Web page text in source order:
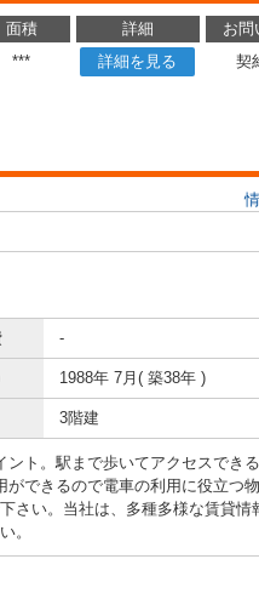
面積 詳細
お問
*** 詳細を見る
契
-
1988年 7月( 築38年 )
3階建
ト。駅まで歩いてアクセスでき
できるので電車の利用に役立つ
さい。当社は、多種多様な賃貸情
。